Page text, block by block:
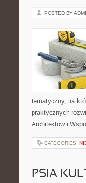
POSTED BY
tematyczny, na
praktycznych
Architektów i
CATEGORIES:
PSIA